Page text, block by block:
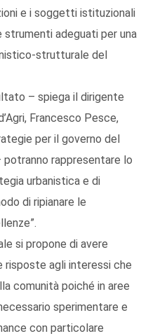
e i soggetti istituzionali
adeguati per una
strutturale del
– spiega il dirigente
Francesco Pesce,
per il governo del
potranno rappresentare lo
urbanistica e di
di ripianare le
si propone di avere
risposte agli interessi che
comunità poiché in aree
sperimentare e
con particolare